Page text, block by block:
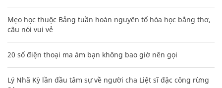
Mẹo học thuộc Bảng tuần hoàn nguyên tố hóa học bằng thơ,
câu nói vui vẻ
20 số điện thoại ma ám bạn không bao giờ nên gọi
Lý Nhã Kỳ lần đầu tâm sự về người cha Liệt sĩ đặc công rừng